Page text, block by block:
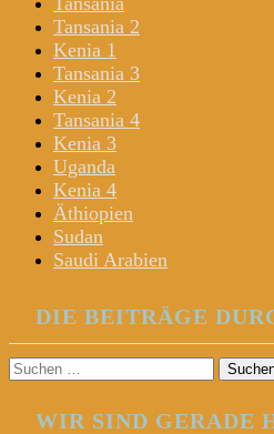
Tansania 2
Kenia 1
Tansania 3
Kenia 2
Tansania 4
Kenia 3
Uganda
Kenia 4
Äthiopien
Sudan
Saudi Arabien
DIE BEITRÄGE
Suchen
nach:
WIR SIND GERADE